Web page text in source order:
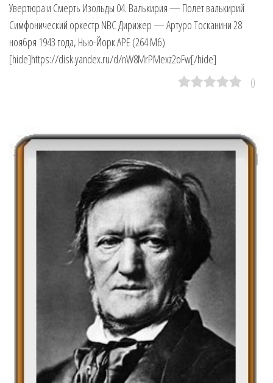
Увертюра и Смерть Изольды 04. Валькирия — Полет валькирий
Симфонический оркестр NBC Дирижер — Артуро Тосканини 28
ноября 1943 года, Нью-Йорк APE (264 Мб)
[hide]https://disk.yandex.ru/d/nW8MrPMexz2oFw[/hide]
0